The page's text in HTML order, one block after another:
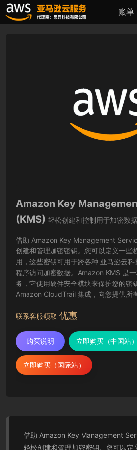
账单
Amazon Key
(KMS) 轻松创建和控制用于加密数
借助 Amazon Key Management
创建和管理加密密钥。您可以定义一些
用，这些密钥可用于跨各种 亚马逊云
程序访问加密数据。Amazon KMS 是
务，它使用硬件安全模块来保护您的密
Amazon CloudTrail 集成，向您提供所
联系客服领取 优惠
购买说明 立即购买（中国站）
立即购买（国际站）
借助 Amazon Key Management
轻松创建和管理加密密钥。您可以定